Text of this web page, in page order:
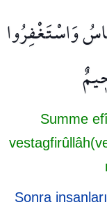
وَاسْتَغْفِرُوا
Summe
Sonra